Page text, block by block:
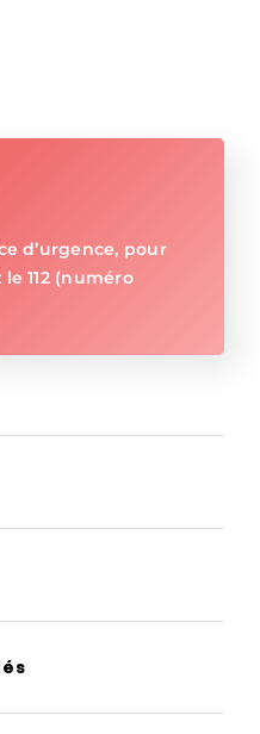
d’urgence, pour
112 (numéro